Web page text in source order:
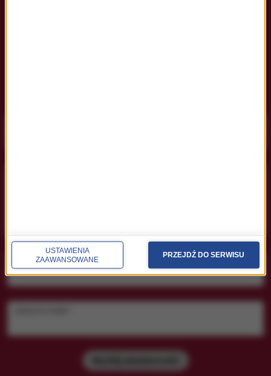
Imię i nazwisko*
USTAWIENIA
ZAAWANSOWANE
PRZEJDŹ DO SERWISU